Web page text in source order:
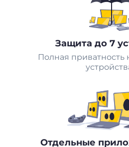
Защита до 7
Полная приватность
Отдельные